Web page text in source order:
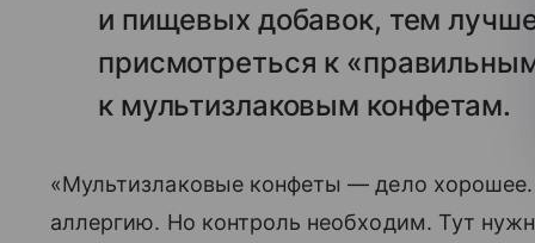
и пищевых добавок, тем
присмотреться к
к мультизлаковым конфетам.
«Мультизлаковые конфеты — дело
аллергию. Но контроль необходим. Тут